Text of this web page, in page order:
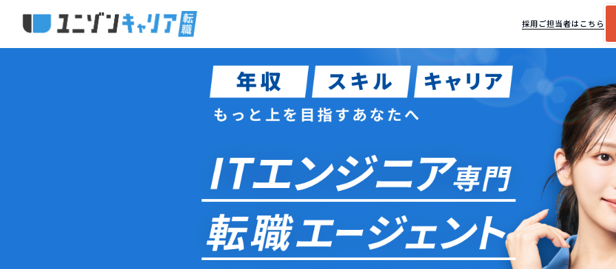
採用ご担当者はこちら